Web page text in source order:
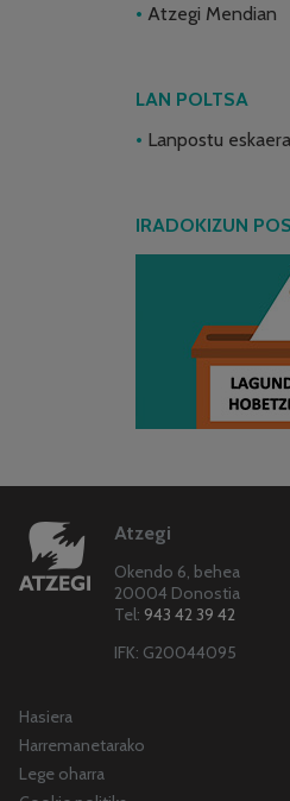
Atzegi Mendian
LAN POLTSA
Lanpostu
IRADOKIZUN
Atzegi
Okendo 6, behea
20004 Donostia
Tel: 943 42 39 42
IFK: G20044095
Hasiera
Harremanetarako
Lege oharra